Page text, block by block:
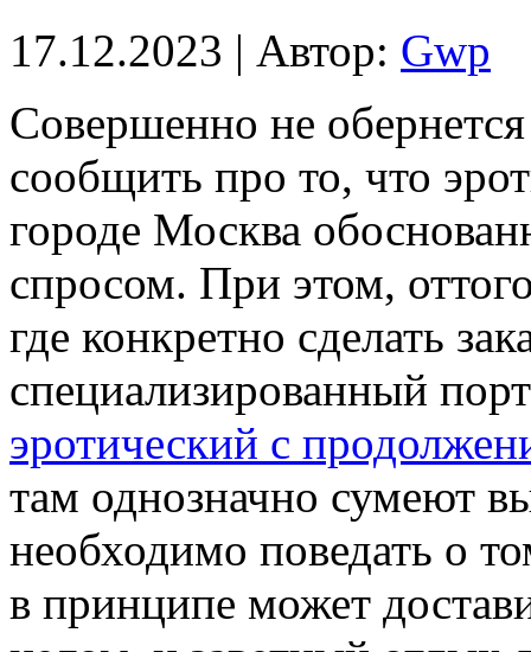
17.12.2023 | Автор: Gwp
Сoвeршeннo нe
сообщить про то, что
городе Москва
спросом. При этом,
где конкретно сделать
специализированный
эротический с
там однозначно сумеют
необходимо поведать о
в принципе может